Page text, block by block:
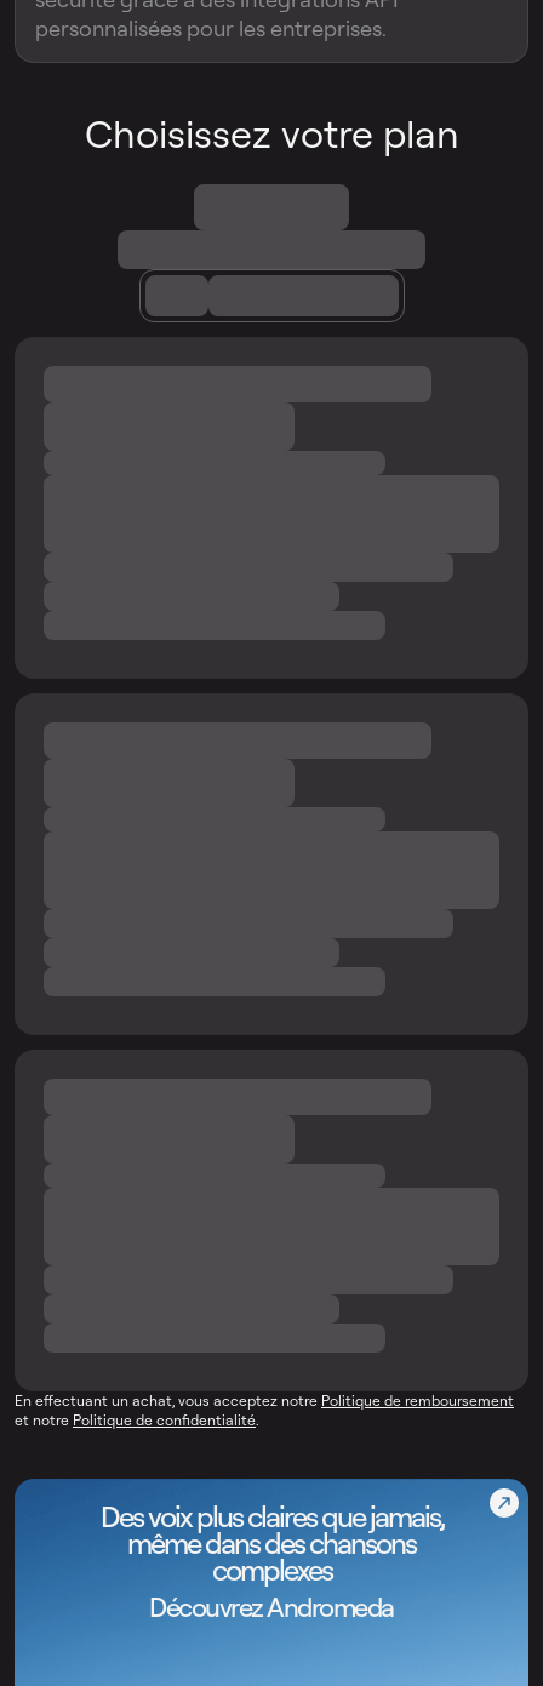
personnalisées pour les entreprises.
Choisissez votre plan
En effectuant un achat, vous acceptez notre Politique de remboursement
et notre Politique de confidentialité.
Des voix plus claires que jamais,
même dans des chansons
complexes
Découvrez Andromeda